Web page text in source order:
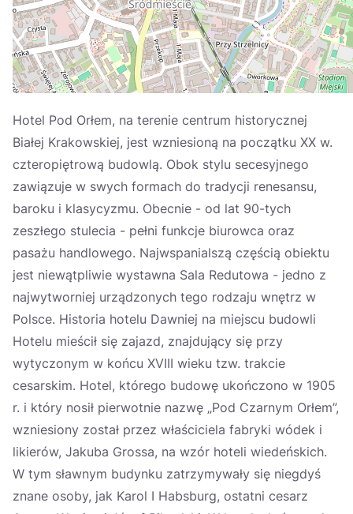
Hotel Pod Orłem, na terenie centrum historycznej
Białej Krakowskiej, jest wzniesioną na początku XX w.
czteropiętrową budowlą. Obok stylu secesyjnego
zawiązuje w swych formach do tradycji renesansu,
baroku i klasycyzmu. Obecnie - od lat 90-tych
zeszłego stulecia - pełni funkcje biurowca oraz
pasażu handlowego. Najwspanialszą częścią obiektu
jest niewątpliwie wystawna Sala Redutowa - jedno z
najwytworniej urządzonych tego rodzaju wnętrz w
Polsce. Historia hotelu Dawniej na miejscu budowli
Hotelu mieścił się zajazd, znajdujący się przy
wytyczonym w końcu XVIII wieku tzw. trakcie
cesarskim. Hotel, którego budowę ukończono w 1905
r. i który nosił pierwotnie nazwę „Pod Czarnym Orłem”,
wzniesiony został przez właściciela fabryki wódek i
likierów, Jakuba Grossa, na wzór hoteli wiedeńskich.
W tym sławnym budynku zatrzymywały się niegdyś
znane osoby, jak Karol I Habsburg, ostatni cesarz